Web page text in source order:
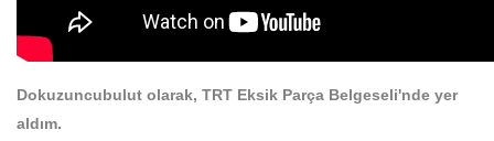
Dokuzuncubulut olarak, TRT Eksik Parça Belgeseli'nde yer
aldım.